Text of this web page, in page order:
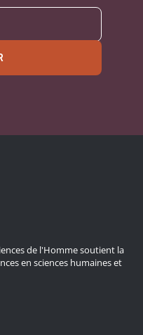
de l'Homme soutient la
en sciences humaines et